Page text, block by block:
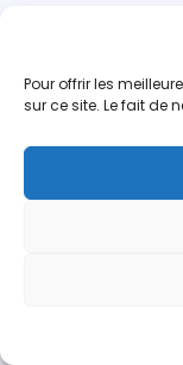
Pour offrir les
sur ce site. Le fait de